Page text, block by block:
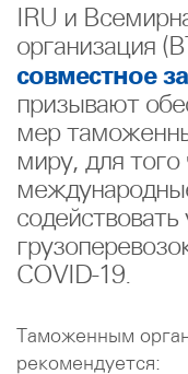
IRU и
организация
совместное
призывают
мер
миру, для того
COVID-19.
Таможенным
рекомендуется: